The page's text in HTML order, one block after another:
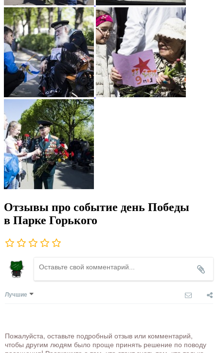
Отзывы про событие день Победы
в Парке Горького
Лучшие
Пожалуйста, оставьте подробный отзыв или комментарий,
чтобы другим людям было проще принять решение по поводу